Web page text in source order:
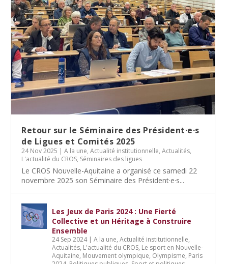
Retour sur le Séminaire des Président·e·s
de Ligues et Comités 2025
24 Nov 2025 |A la une,Actualité institutionnelle,Actualités,
L'actualité du CROS, Séminaires des ligues
Le CROS Nouvelle-Aquitaine a organisé ce samedi 22
novembre 2025 son Séminaire des Président·e·s...
Les Jeux de Paris 2024 : Une Fierté
Collective et un Héritage à Construire
Ensemble
24 Sep 2024|A la une,Actualité institutionnelle,
Actualités, L'actualité du CROS, Le sport en Nouvelle-
Aquitaine, Mouvement olympique, Olympisme, Paris